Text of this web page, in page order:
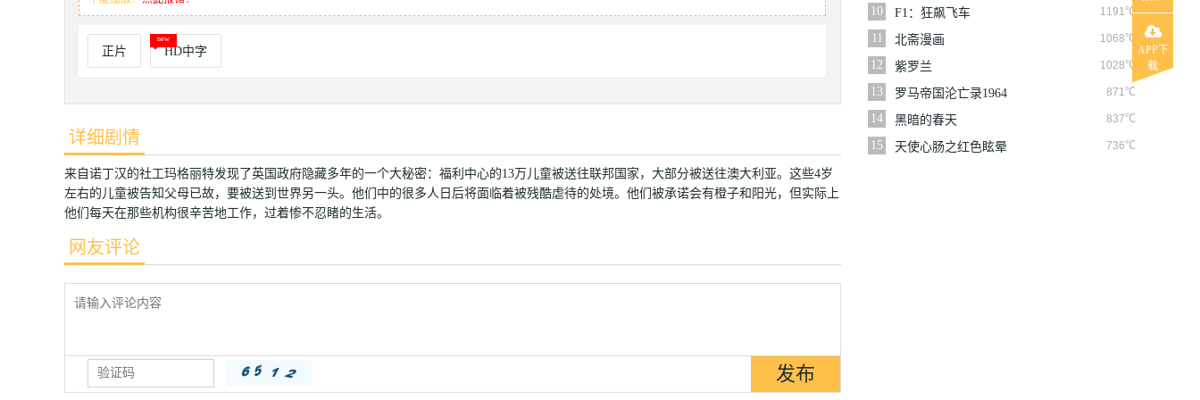
正片 HD中字
详细剧情
来自诺丁汉的社工玛格丽特发现了英国政府隐藏多年的一个大秘密：福利中心的13万儿童被送往联邦国家，大部分被送往澳大利亚。这些4岁
左右的儿童被告知父母已故，要被送到世界另一头。他们中的很多人日后将面临着被残酷虐待的处境。他们被承诺会有橙子和阳光，但实际上
他们每天在那些机构很辛苦地工作，过着惨不忍睹的生活。
网友评论
10 1191℃
F1：狂飙飞车
11
1068℃
北斋漫画
12
1028℃
紫罗兰
13
871℃
罗马帝国沦亡录1964
14
837℃
黑暗的春天
15
736℃
天使心肠之红色眩晕
APP下
载